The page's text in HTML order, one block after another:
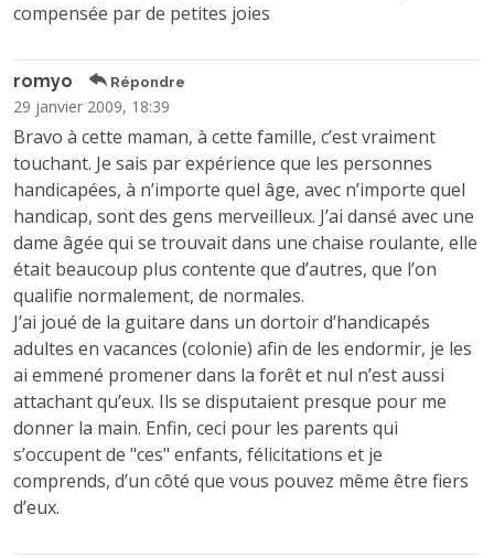
compensée par de petites joies
romyo Répondre
29 janvier 2009, 18:39
Bravo à cette maman, à cette famille, c’est vraiment
touchant. Je sais par expérience que les personnes
handicapées, à n’importe quel âge, avec n’importe quel
handicap, sont des gens merveilleux. J’ai dansé avec une
dame âgée qui se trouvait dans une chaise roulante, elle
était beaucoup plus contente que d’autres, que l’on
qualifie normalement, de normales.
J’ai joué de la guitare dans un dortoir d’handicapés
adultes en vacances (colonie) afin de les endormir, je les
ai emmené promener dans la forêt et nul n’est aussi
attachant qu’eux. Ils se disputaient presque pour me
donner la main. Enfin, ceci pour les parents qui
s’occupent de "ces" enfants, félicitations et je
comprends, d’un côté que vous pouvez même être fiers
d’eux.